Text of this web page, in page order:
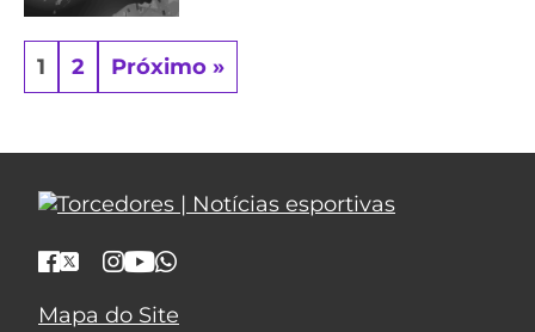
1 2 Próximo »
Mapa do Site